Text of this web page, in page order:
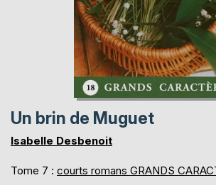
Un brin de Muguet
Isabelle Desbenoit
Tome 7 : courts romans GRANDS